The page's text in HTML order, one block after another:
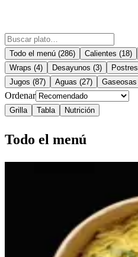
Todo el menú (286) Calientes (18)
Wraps (4) Desayunos (3) Postres
Jugos (87) Aguas (27) Gaseosas
Ordenar
Grilla Tabla Nutrición
Todo el menú